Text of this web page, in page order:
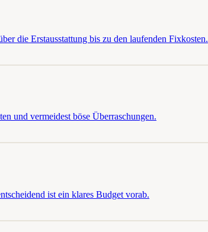
die Erstausstattung bis zu den laufenden Fixkosten.
und vermeidest böse Überraschungen.
ist ein klares Budget vorab.